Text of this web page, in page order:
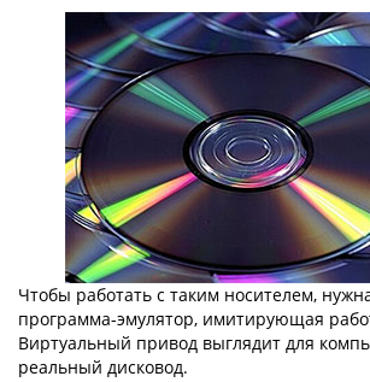
Чтобы работать с таким носителем,
программа-эмулятор, имитирующая
Виртуальный привод выглядит для
реальный дисковод.